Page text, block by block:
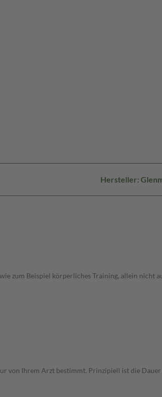
Hersteller:
zum Beispiel körperliches Training, allein nicht
von Ihrem Arzt bestimmt. Prinzipiell ist die